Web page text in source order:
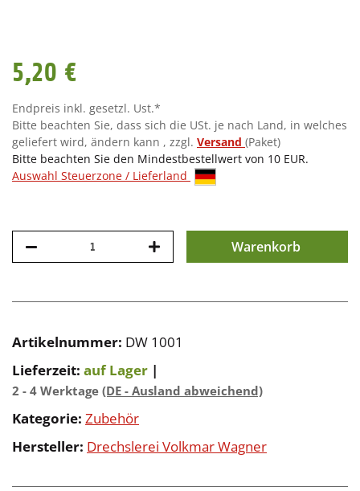
5,20 €
Endpreis inkl. gesetzl. Ust.*
Bitte beachten Sie, dass sich die USt. je nach Land, in welches
geliefert wird, ändern kann , zzgl. Versand (Paket)
Bitte beachten Sie den Mindestbestellwert von 10 EUR.
Auswahl Steuerzone / Lieferland
Warenkorb
Artikelnummer: DW 1001
Lieferzeit: auf Lager |
2 - 4 Werktage (DE - Ausland abweichend)
Kategorie: Zubehör
Hersteller: Drechslerei Volkmar Wagner